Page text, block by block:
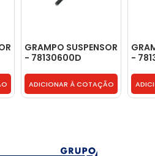
GRAMPO SUSPENSOR
- 78130600D
ADICIONAR À COTAÇÃO
-